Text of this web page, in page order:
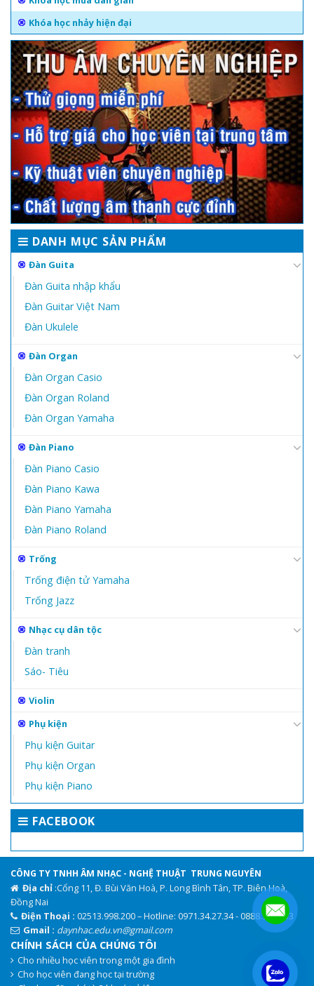
Khóa học nhảy hiện đại
DANH MỤC SẢN PHẨM
Đàn Guita
Đàn Guita nhập khẩu
Đàn Guitar Việt Nam
Đàn Ukulele
Đàn Organ
Đàn Organ Casio
Đàn Organ Roland
Đàn Organ Yamaha
Đàn Piano
Đàn Piano Casio
Đàn Piano Kawa
Đàn Piano Yamaha
Đàn Piano Roland
Trống
Trống điện tử Yamaha
Trống Jazz
Nhạc cụ dân tộc
Đàn tranh
Sáo- Tiêu
Violin
Phụ kiện
Phụ kiện Guitar
Phụ kiện Organ
Phụ kiện Piano
FACEBOOK
CÔNG TY TNHH ÂM NHẠC - NGHỆ THUẬT TRUNG NGUYÊN
Địa chỉ :Cổng 11, Đ. Bùi Văn Hoà, P. Long Bình Tân, TP. Biên Hoà,
Đồng Nai
Điện Thoại : 02513.998.200 – Hotline: 0971.34.27.34 - 0888.944.333
Gmail : daynhac.edu.vn@gmail.com
CHÍNH SÁCH CỦA CHÚNG TÔI
Cho nhiều học viên trong một gia đình
Cho học viên đang học tại trường
.